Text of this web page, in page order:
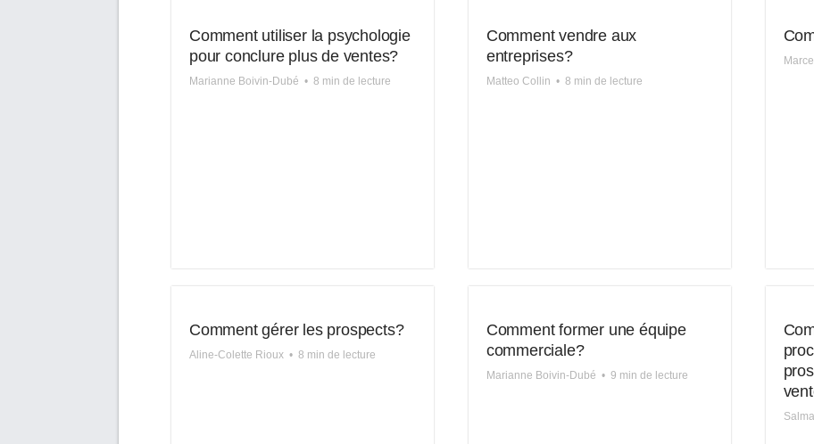
Comment utiliser la psychologie
pour conclure plus de ventes?
Marianne Boivin-Dubé • 8 min de lecture
Comment vendre aux
entreprises?
Matteo Collin • 8 min de lecture
Comment gérer les prospects?
Aline-Colette Rioux • 8 min de lecture
Comment former une équipe
commerciale?
Marianne Boivin-Dubé • 9 min de lecture